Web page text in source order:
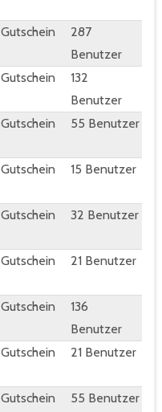
Gutschein
287
Benutzer
Gutschein
132
Benutzer
Gutschein 55 Benutzer
Gutschein 15 Benutzer
Gutschein 32 Benutzer
Gutschein 21 Benutzer
Gutschein
136
Benutzer
Gutschein 21 Benutzer
Gutschein 55 Benutzer